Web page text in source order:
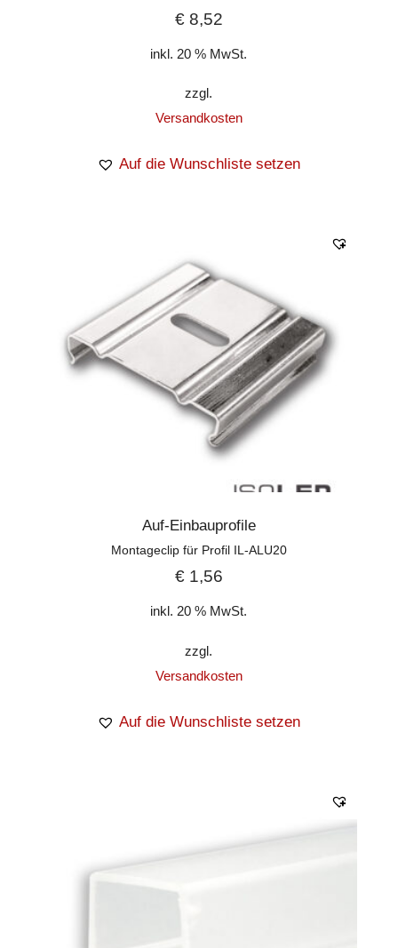
€8,52
inkl. 20 % MwSt.
zzgl.
Versandkosten
Auf die Wunschliste setzen
Auf-Einbauprofile
Montageclip für Profil IL-ALU20
€1,56
inkl. 20 % MwSt.
zzgl.
Versandkosten
Auf die Wunschliste setzen